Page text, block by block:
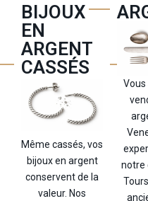
BIJOUX
EN
ARGENT
CASSÉS
Même cassés, vos
bijoux en argent
conservent de la
valeur. Nos
notre